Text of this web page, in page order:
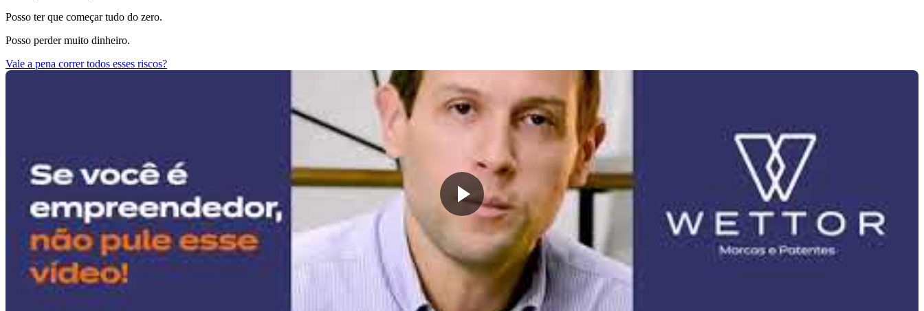
Posso ter que começar tudo do zero.
Posso perder muito dinheiro.
Vale a pena correr todos esses riscos?